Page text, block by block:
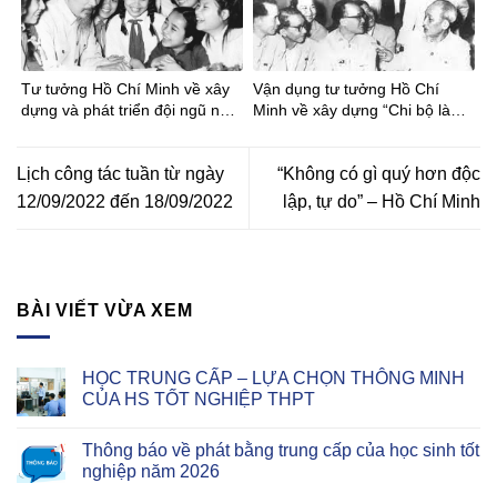
Tư tưởng Hồ Chí Minh về xây
dựng và phát triển đội ngũ nhà
Vận dụng tư tưởng Hồ Chí
Minh về xây dựng “Chi bộ là
Đảng hiện nay
Lịch công tác tuần từ ngày
12/09/2022 đến 18/09/2022
“Không có gì quý hơn độc
lập, tự do” – Hồ Chí Minh
BÀI VIẾT VỪA XEM
HỌC TRUNG CẤP – LỰA CHỌN THÔNG MINH
CỦA HS TỐT NGHIỆP THPT
Thông báo về phát bằng trung cấp của học sinh tốt
nghiệp năm 2026